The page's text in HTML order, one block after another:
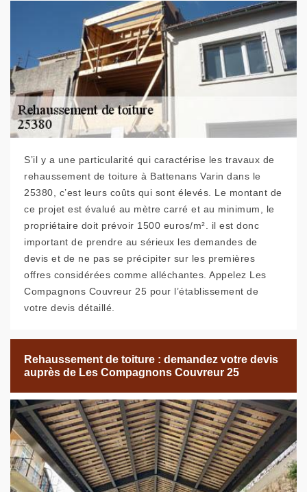
S’il y a une particularité qui caractérise les travaux de
rehaussement de toiture à Battenans Varin dans le
25380, c’est leurs coûts qui sont élevés. Le montant de
ce projet est évalué au mètre carré et au minimum, le
propriétaire doit prévoir 1500 euros/m². il est donc
important de prendre au sérieux les demandes de
devis et de ne pas se précipiter sur les premières
offres considérées comme alléchantes. Appelez Les
Compagnons Couvreur 25 pour l’établissement de
votre devis détaillé.
Rehaussement de toiture : demandez votre devis
auprès de Les Compagnons Couvreur 25